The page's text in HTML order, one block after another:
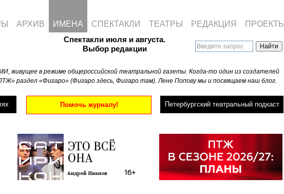
живущее в режиме общероссийской театральной газеты. Когда-то один из создателей
раздел «Фигаро» (Фигаро здесь, Фигаро там). Лене Попову мы и посвящаем наш блог.
Спектакли июля и августа.
Выбор редакции
Помочь журналу! Петербургский театральный подкаст
АРХИВ ИМЕНА СПЕКТАКЛИ ТЕАТРЫ РЕДАКЦИЯ ПРОЕКТЫ